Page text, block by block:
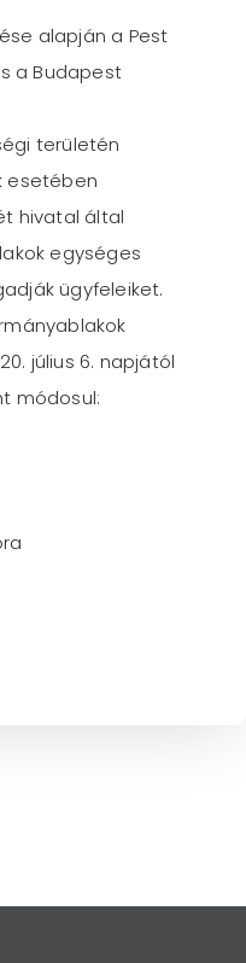
alapján a Pest
a Budapest
területén
esetében
hivatal által
egységes
ügyfeleiket.
július 6. napjától
módosul: